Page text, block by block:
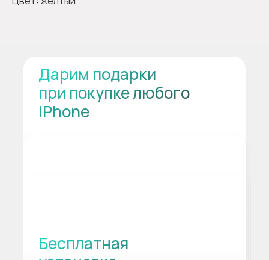
Дарим подарки
при покупке любого
IPhone
Бесплатная